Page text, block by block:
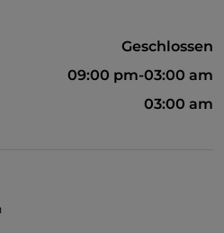
Geschlossen
09:00 pm-03:00 am
03:00 am